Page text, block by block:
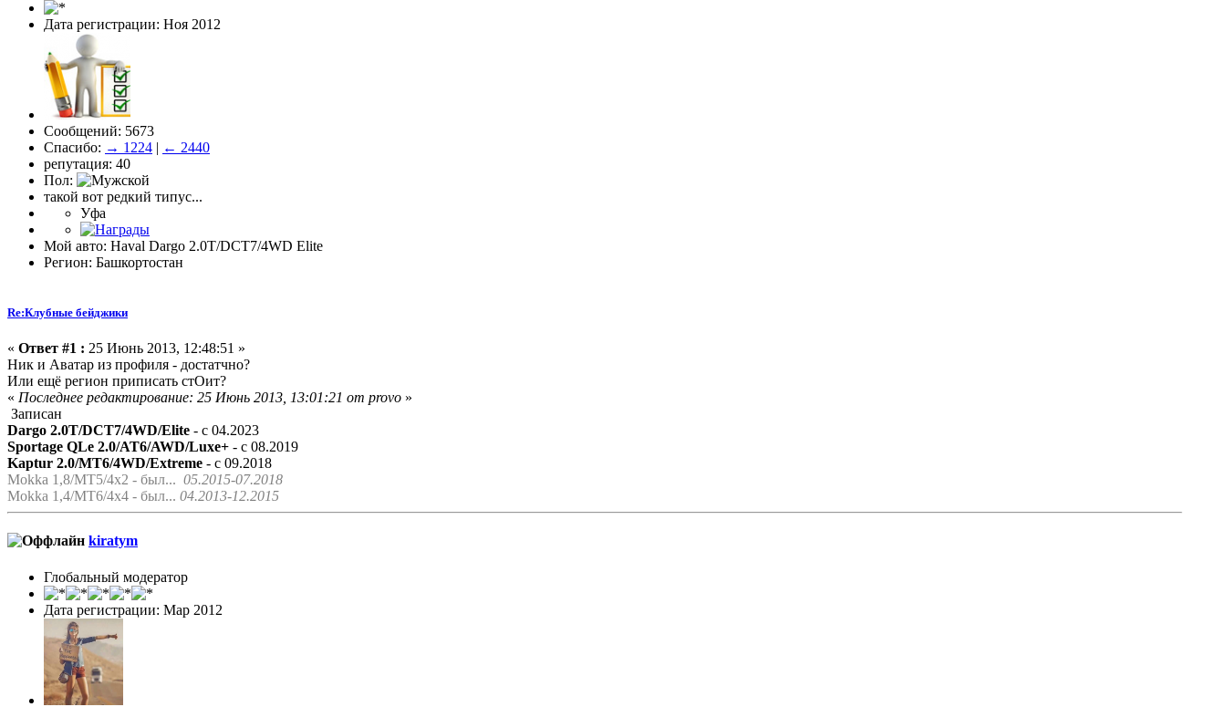
Дата регистрации: Ноя 2012
Сообщений: 5673
Спасибо: → 1224 | ← 2440
репутация: 40
Пол:
такой вот редкий типус...
Уфа
Мой авто: Haval Dargo 2.0T/DCT7/4WD Elite
Регион: Башкортостан
Re:Клубные бейджики
« Ответ #1 : 25 Июнь 2013, 12:48:51 »
Ник и Аватар из профиля - достатчно?
Или ещё регион приписать стОит?
« Последнее редактирование: 25 Июнь 2013, 13:01:21 от provo »
Записан
Dargo 2.0T/DCT7/4WD/Elite - с 04.2023
Sportage QLe 2.0/AT6/AWD/Luxe+ - с 08.2019
Kaptur 2.0/MT6/4WD/Extreme - с 09.2018
Mokka 1,8/МТ5/4x2 - был... 05.2015-07.2018
Mokka 1,4/МТ6/4x4 - был... 04.2013-12.2015
kiratym
Глобальный модератор
Дата регистрации: Мар 2012